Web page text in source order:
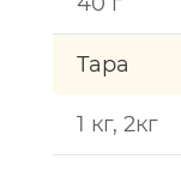
Тара
1 кг, 2кг